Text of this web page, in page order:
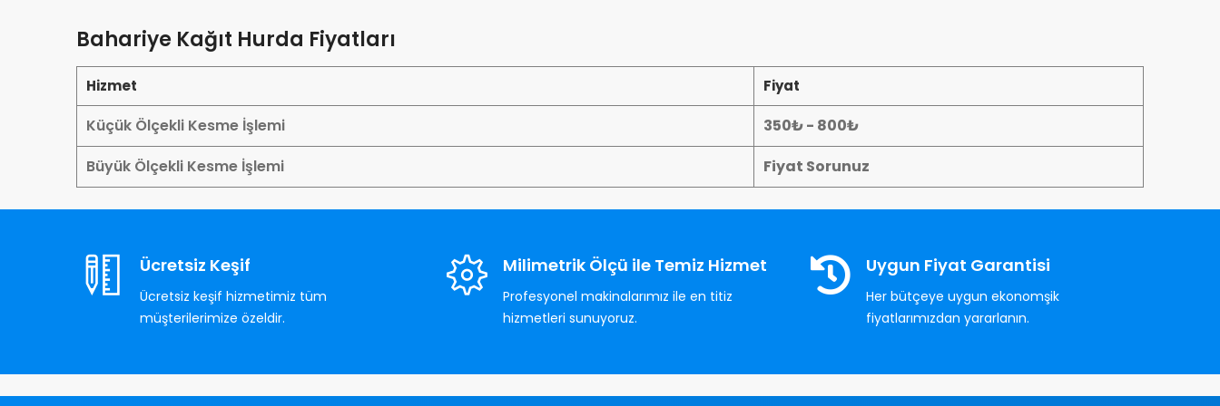
Bahariye Kağıt Hurda Fiyatları
Hizmet Fiyat
Küçük Ölçekli Kesme İşlemi
350₺ - 800₺
Büyük Ölçekli Kesme İşlemi
Fiyat Sorunuz
Ücretsiz Keşif
Ücretsiz keşif hizmetimiz tüm
müşterilerimize özeldir.
Milimetrik Ölçü ile Temiz Hizmet
Profesyonel makinalarımız ile en titiz
hizmetleri sunuyoruz.
Uygun Fiyat Garantisi
Her bütçeye uygun ekonomşik
fiyatlarımızdan yararlanın.